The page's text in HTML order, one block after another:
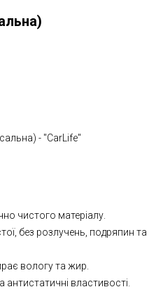
- "CarLife"
чистого матеріалу.
без розлучень, подряпин та
вологу та жир.
антистатичні властивості.